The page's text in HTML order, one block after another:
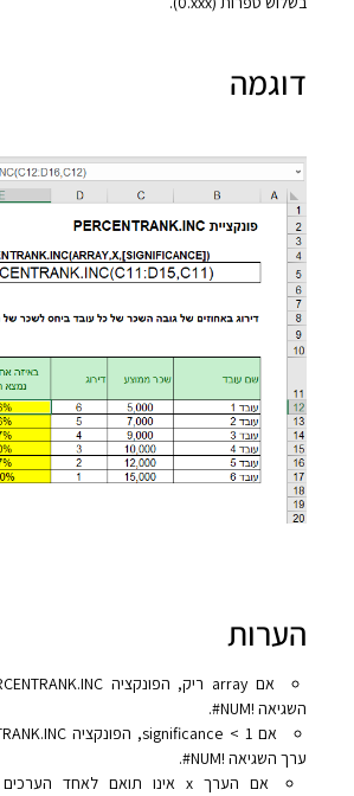
דוגמה
הערות
השגיאה ‎#NUM!‎‎.
ערך השגיאה ‎#NUM!‎‎.